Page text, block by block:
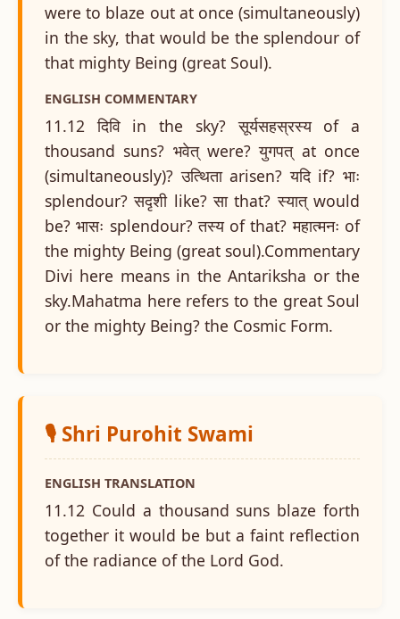
were to blaze out at once (simultaneously)
in the sky, that would be the splendour of
that mighty Being (great Soul).
ENGLISH COMMENTARY
11.12 दिवि in the sky? सूर्यसहस्रस्य of a
thousand suns? भवेत् were? युगपत् at once
(simultaneously)? उत्थिता arisen? यदि if? भाः
splendour? सदृशी like? सा that? स्यात् would
be? भासः splendour? तस्य of that? महात्मनः of
the mighty Being (great soul).Commentary
Divi here means in the Antariksha or the
sky.Mahatma here refers to the great Soul
or the mighty Being? the Cosmic Form.
🎙️ Shri Purohit Swami
ENGLISH TRANSLATION
11.12 Could a thousand suns blaze forth
together it would be but a faint reflection
of the radiance of the Lord God.